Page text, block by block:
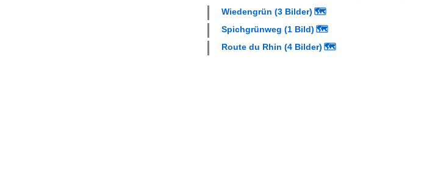
Wiedengrün (3 Bilder) 🗺
Spichgrünweg (1 Bild) 🗺
Route du Rhin (4 Bilder) 🗺